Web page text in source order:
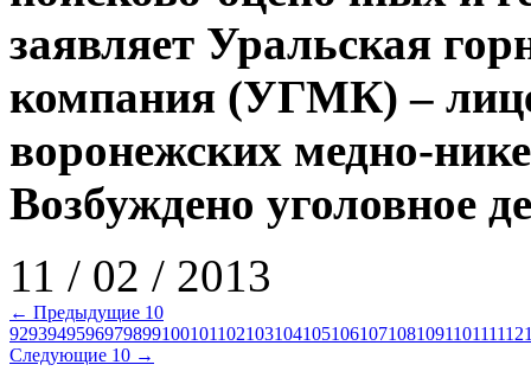
заявляет Уральская
компания (УГМК) –
воронежских медно-
Возбуждено уголовное
11 / 02 / 2013
← Предыдущие 10
9293949596979899100101102103104105106107108109110111112
Следующие 10 →